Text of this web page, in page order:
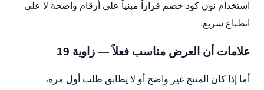
استخدام نون كود خصم قراراً مبنياً على أرقام واضحة لا على
انطباع سريع.
علامات أن العرض مناسب فعلاً — زاوية 19
أما إذا كان المنتج غير واضح أو لا يطابق طلب أول مرة،